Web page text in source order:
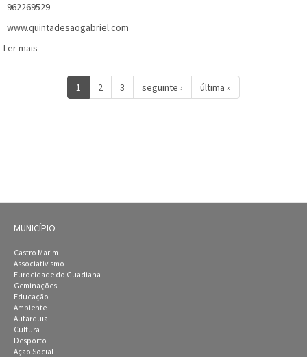
962269529
www.quintadesaogabriel.com
Ler mais
1 2 3 seguinte › última »
MUNICÍPIO
Castro Marim
Associativismo
Eurocidade do Guadiana
Geminações
Educação
Ambiente
Autarquia
Cultura
Desporto
Ação Social